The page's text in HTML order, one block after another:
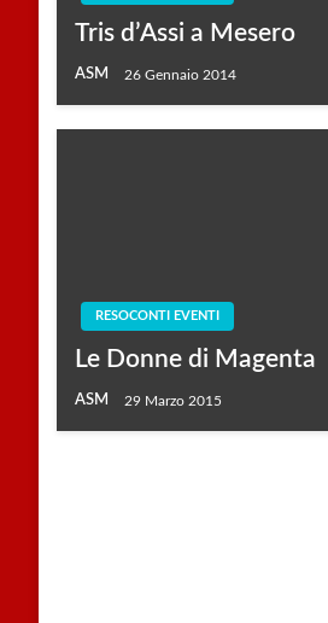
Tris d’Assi a Mesero
ASM 26 Gennaio 2014
RESOCONTI EVENTI
Le Donne di Magenta
ASM 29 Marzo 2015